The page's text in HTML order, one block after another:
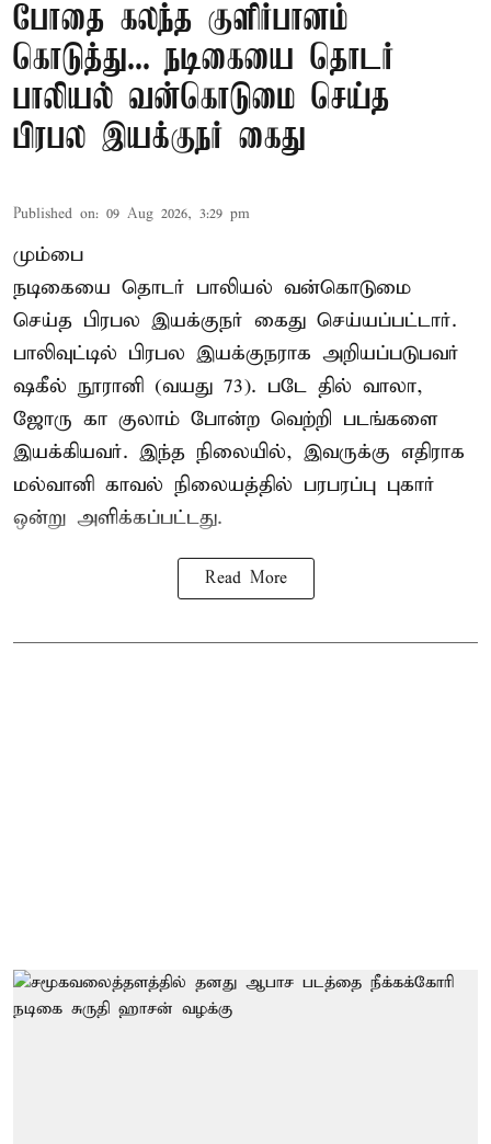
போதை கலந்த குளிர்பானம்
கொடுத்து... நடிகையை தொடர்
பாலியல் வன்கொடுமை செய்த
பிரபல இயக்குநர் கைது
Published on: 09 Aug 2026, 3:29 pm
மும்பை
நடிகையை தொடர் பாலியல் வன்கொடுமை
செய்த பிரபல இயக்குநர் கைது செய்யப்பட்டார்.
பாலிவுட்டில் பிரபல இயக்குநராக அறியப்படுபவர்
ஷகீல் நூரானி (வயது 73). படே தில் வாலா,
ஜோரு கா குலாம் போன்ற வெற்றி படங்களை
இயக்கியவர். இந்த நிலையில், இவருக்கு எதிராக
மல்வானி காவல் நிலையத்தில் பரபரப்பு புகார்
ஒன்று அளிக்கப்பட்டது.
Read More